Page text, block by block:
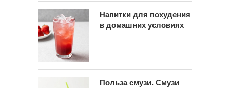
Напитки для похудения
в домашних условиях
Польза смузи. Смузи